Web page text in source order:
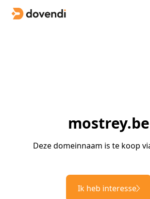
mostrey.be
Deze domeinnaam is te koop
Ik heb interesse